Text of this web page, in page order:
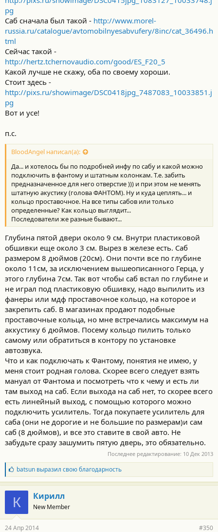
pg
Саб сначала был такой - http://www.morel-
russia.ru/catalogue/avtomobilnyesabvufery/8inc/cat_36496.h
tml
Сейчас такой -
http://hertz.tchernovaudio.com/good/ES_F20_5
Какой лучше не скажу, оба по своему хороши.
Стоит здесь -
http://pixs.ru/showimage/DSC0418jpg_7487083_10033851.j
pg
Вот и усе!
п.с.
BloodAngel написал(а):
Да... и хотелось бы по подробней инфу по сабу и какой можно
подключить в фантому и штатным колонкам. Т.е. забить
предназначенное для него отверстие ))) и при этом не менять
штатную акустику (голова ФАНТОМ). Ну и куда цеплять... и
кольцо проставочное. На все типы сабов или только
определенные? Как кольцо выглядит...
Последователи же разные бывают...
Глубина пятой двери около 9 см. Внутри пластиковой
обшивки еще около 3 см. Вырез в железе есть. Саб
размером 8 дюймов (20см). Они почти все по глубине
около 11см, за исключением вышеописанного Герца, у
этого глубина 7см. Так вот чтобы саб встал по глубине и
не играл под пластиковую обшивку, надо выпилить из
фанеры или мдф проставочное кольцо, на которое и
закрепить саб. В магазинах продают подобные
проставочные кольца, но мне встречались максимум на
аккустику 6 дюймов. Посему кольцо пилить только
самому или обратиться в контору по установке
автозвука.
Что и как подключать к Фантому, понятия не имею, у
меня стоит родная голова. Скорее всего следует взять
мануал от Фантома и посмотреть что к чему и есть ли
там выход на саб. Если выхода на саб нет, то скорее всего
есть линейный выход, с помощью которого можно
подключить усилитель. Тогда покупаете усилитель для
саба (они не дорогие и не большие по размерам)и сам
саб (8 дюймов), и все это ставите в свой авто. Не
забудьте сразу зашумить пятую дверь, это обязательно.
Последнее редактирование: 10 Дек 2013
Б
л
а
г
о
д
а
batsunвыразил свою благодарность
К Кирилл
New Member
24 Апр 2014 #350